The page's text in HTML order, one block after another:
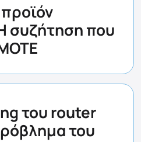
συζήτηση που
του router
του